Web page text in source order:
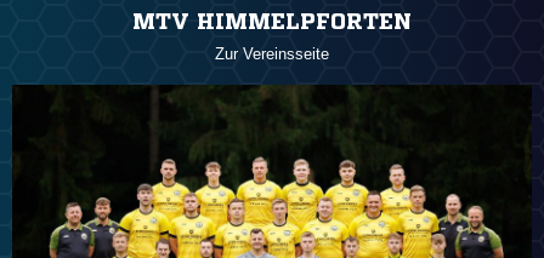
MTV HIMMELPFORTEN
Zur Vereinsseite